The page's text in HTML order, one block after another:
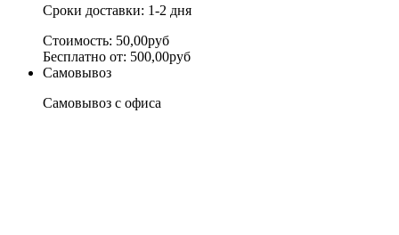
Сроки доставки: 1-2 дня
Стоимость: 50,00руб
Бесплатно от: 500,00руб
Самовывоз
Самовывоз с офиса